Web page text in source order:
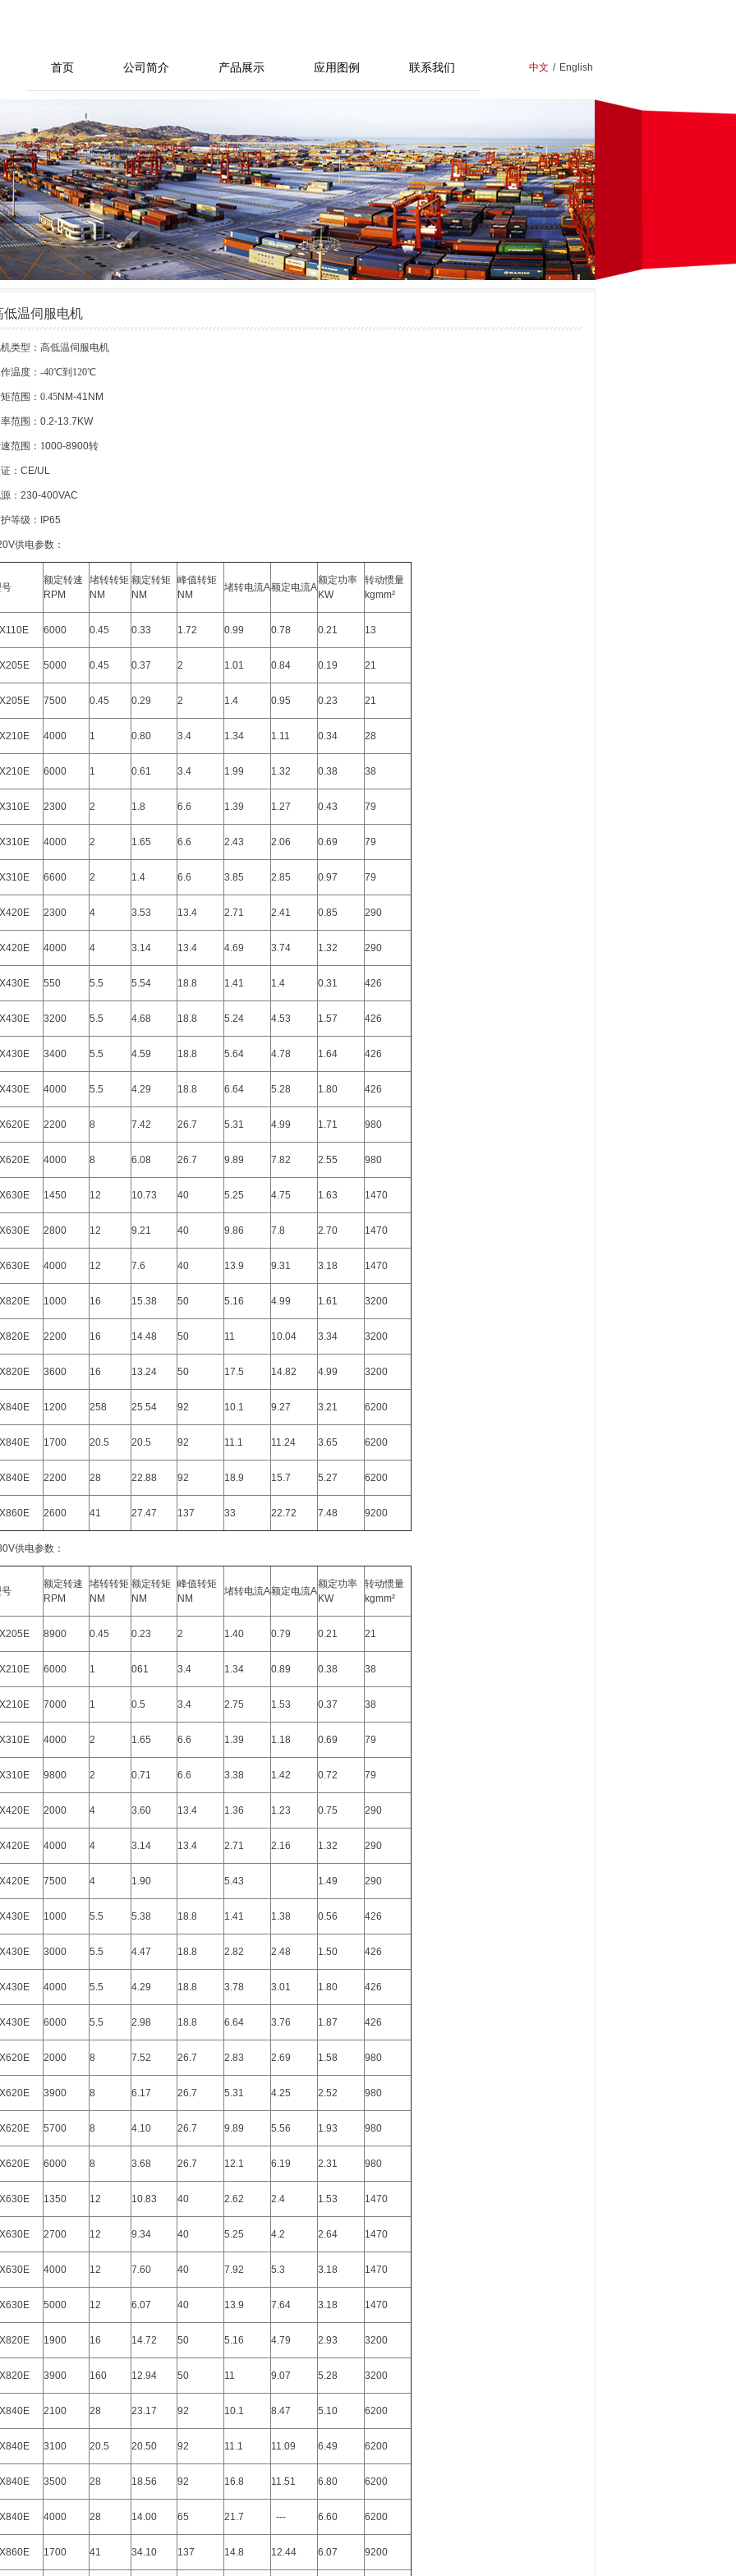
首页 公司简介 产品展示 应用图例 联系我们 中文 / English
低温伺服电机
类型：高低温伺服电机
温度：-40℃到120℃
范围：0.45NM-41NM
范围： 0.2-13.7KW
范围：1000-8900转
： CE/UL
： 230-400VAC
等级： IP65
供电参数：
额定转速
RPM
堵转转矩
NM
额定转矩
NM
峰值转矩
NM
堵转电流A额定电流A
额定功率
KW
转动惯量
kgmm²
6000 0.45 0.33 1.72 0.99 0.78 0.21 13
5000 0.45 0.37 2 1.01 0.84 0.19 21
7500 0.45 0.29 2 1.4 0.95 0.23 21
4000 1 0.80 3.4 1.34 1.11 0.34 28
6000 1 0.61 3.4 1.99 1.32 0.38 38
2300 2 1.8 6.6 1.39 1.27 0.43 79
4000 2 1.65 6.6 2.43 2.06 0.69 79
6600 2 1.4 6.6 3.85 2.85 0.97 79
2300 4 3.53 13.4 2.71 2.41 0.85 290
4000 4 3.14 13.4 4.69 3.74 1.32 290
550 5.5 5.54 18.8 1.41 1.4 0.31 426
3200 5.5 4.68 18.8 5.24 4.53 1.57 426
3400 5.5 4.59 18.8 5.64 4.78 1.64 426
4000 5.5 4.29 18.8 6.64 5.28 1.80 426
2200 8 7.42 26.7 5.31 4.99 1.71 980
4000 8 6.08 26.7 9.89 7.82 2.55 980
1450 12 10.73 40 5.25 4.75 1.63 1470
2800 12 9.21 40 9.86 7.8 2.70 1470
4000 12 7.6 40 13.9 9.31 3.18 1470
1000 16 15.38 50 5.16 4.99 1.61 3200
2200 16 14.48 50 11 10.04 3.34 3200
3600 16 13.24 50 17.5 14.82 4.99 3200
1200 258 25.54 92 10.1 9.27 3.21 6200
1700 20.5 20.5 92 11.1 11.24 3.65 6200
2200 28 22.88 92 18.9 15.7 5.27 6200
2600 41 27.47 137 33 22.72 7.48 9200
供电参数：
额定转速
RPM
堵转转矩
NM
额定转矩
NM
峰值转矩
NM
堵转电流A额定电流A
额定功率
KW
转动惯量
kgmm²
8900 0.45 0.23 2 1.40 0.79 0.21 21
6000 1 061 3.4 1.34 0.89 0.38 38
7000 1 0.5 3.4 2.75 1.53 0.37 38
4000 2 1.65 6.6 1.39 1.18 0.69 79
9800 2 0.71 6.6 3.38 1.42 0.72 79
2000 4 3.60 13.4 1.36 1.23 0.75 290
4000 4 3.14 13.4 2.71 2.16 1.32 290
7500 4 1.90 5.43 1.49 290
1000 5.5 5.38 18.8 1.41 1.38 0.56 426
3000 5.5 4.47 18.8 2.82 2.48 1.50 426
4000 5.5 4.29 18.8 3.78 3.01 1.80 426
6000 5.5 2.98 18.8 6.64 3.76 1.87 426
2000 8 7.52 26.7 2.83 2.69 1.58 980
3900 8 6.17 26.7 5.31 4.25 2.52 980
5700 8 4.10 26.7 9.89 5.56 1.93 980
6000 8 3.68 26.7 12.1 6.19 2.31 980
1350 12 10.83 40 2.62 2.4 1.53 1470
2700 12 9.34 40 5.25 4.2 2.64 1470
4000 12 7.60 40 7.92 5.3 3.18 1470
5000 12 6.07 40 13.9 7.64 3.18 1470
1900 16 14.72 50 5.16 4.79 2.93 3200
3900 160 12.94 50 11 9.07 5.28 3200
2100 28 23.17 92 10.1 8.47 5.10 6200
3100 20.5 20.50 92 11.1 11.09 6.49 6200
3500 28 18.56 92 16.8 11.51 6.80 6200
4000 28 14.00 65 21.7 --- 6.60 6200
1700 41 34.10 137 14.8 12.44 6.07 9200